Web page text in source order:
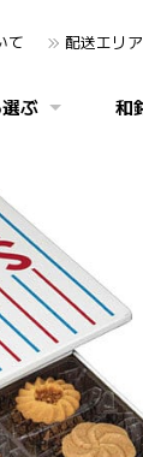
て 配送エリ
ぶ 和